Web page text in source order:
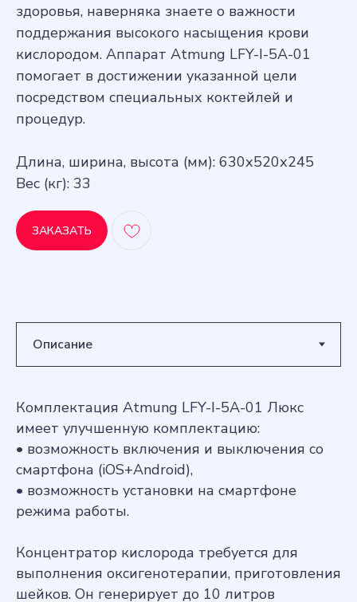
здоровья, наверняка знаете о важности
поддержания высокого насыщения крови
кислородом. Аппарат Atmung LFY-I-5A-01
помогает в достижении указанной цели
посредством специальных коктейлей и
процедур.
Длина, ширина, высота (мм): 630х520х245
Вес (кг): 33
ЗАКАЗАТЬ
Комплектация Atmung LFY-I-5A-01 Люкс
имеет улучшенную комплектацию:
• возможность включения и выключения со
смартфона (iOS+Android),
• возможность установки на смартфоне
режима работы.
Концентратор кислорода требуется для
выполнения оксигенотерапии, приготовления
шейков. Он генерирует до 10 литров